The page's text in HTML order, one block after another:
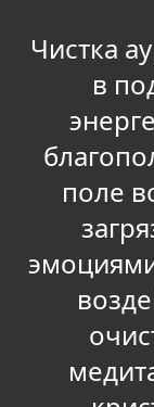
Чистка
в
поле